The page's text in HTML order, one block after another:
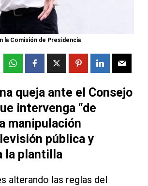
la Comisión de Presidencia
queja ante el Consejo
intervenga “de
manipulación
pública y
la plantilla
alterando las reglas del